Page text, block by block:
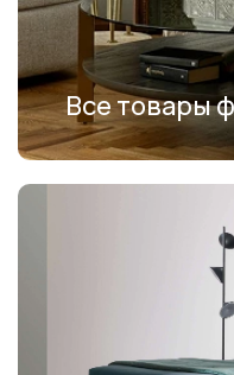
Все товары